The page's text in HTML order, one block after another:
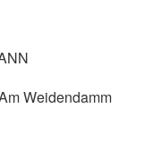
Weidendamm